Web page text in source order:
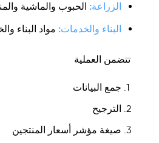
الزراعة: الحبوب والماشية
البناء والخدمات: مواد البناء
تتضمن العملية
جمع البيانات
الترجيح
صيغة مؤشر أسعار المنتجين